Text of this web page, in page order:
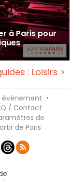
à Paris pour
: Loisirs >
événement •
/ Contact
de
de Paris